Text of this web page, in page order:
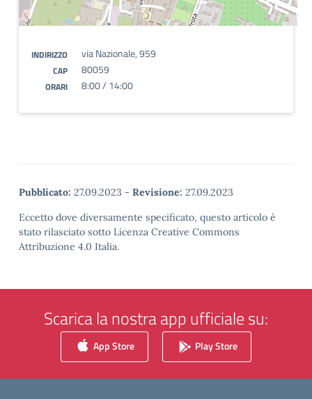
INDIRIZZO via Nazionale, 959
CAP 80059
ORARI 8:00 / 14:00
Pubblicato: 27.09.2023 - Revisione: 27.09.2023
Eccetto dove diversamente specificato, questo articolo è
stato rilasciato sotto Licenza Creative Commons
Attribuzione 4.0 Italia.
Scarica la nostra app ufficiale su:
App Store Play Store